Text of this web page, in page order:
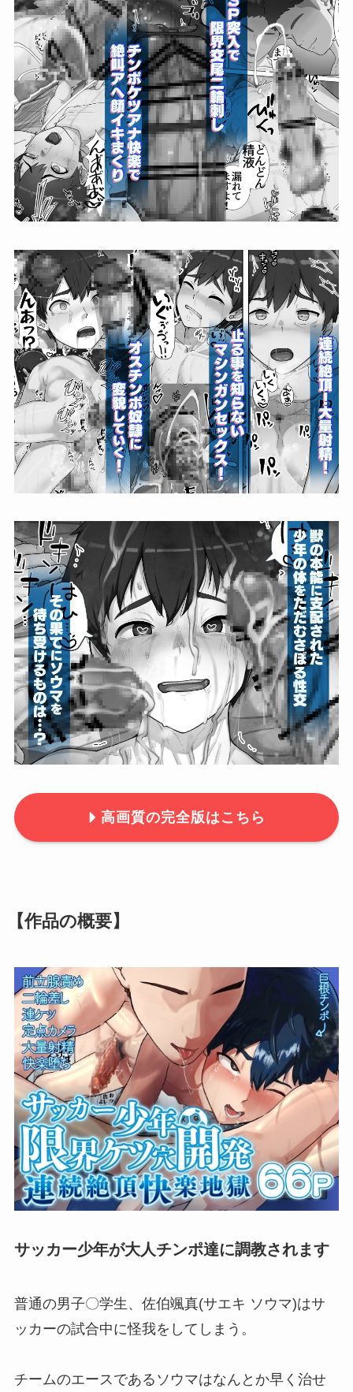
高画質の完全版はこちら
【作品の概要】
サッカー少年が大人チンポ達に調教されます
普通の男子〇学生、佐伯颯真(サエキ ソウマ)はサ
ッカーの試合中に怪我をしてしまう。
チームのエースであるソウマはなんとか早く治せ